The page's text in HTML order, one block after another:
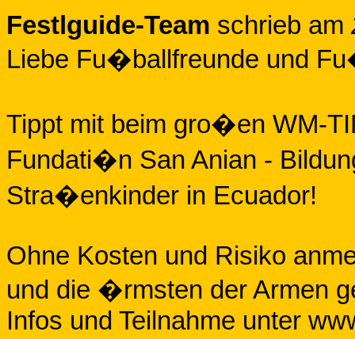
Festlguide-Team schrieb am
Liebe Fu�ballfreunde und
Tippt mit beim gro�en WM-
Fundati�n San Anian -
Stra�enkinder in Ecuador!
Ohne Kosten und Risiko
und die �rmsten der Armen
Infos und Teilnahme unter